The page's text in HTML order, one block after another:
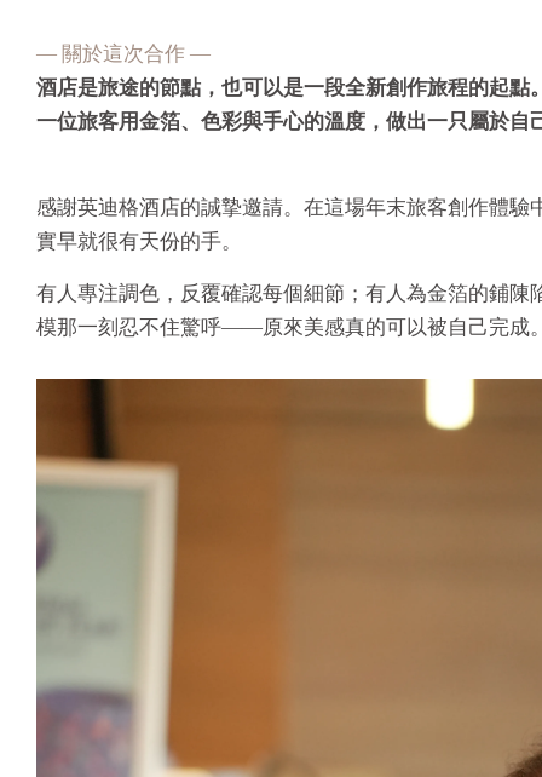
— 關於這次合作 —
酒店是旅途的節點，也可以是一段全新創作旅程的起點
一位旅客用金箔、色彩與手心的溫度，做出一只屬於自
感謝英迪格酒店的誠摯邀請。在這場年末旅客創作體
實早就很有天份的手。
有人專注調色，反覆確認每個細節；有人為金箔的鋪
模那一刻忍不住驚呼——原來美感真的可以被自己完成